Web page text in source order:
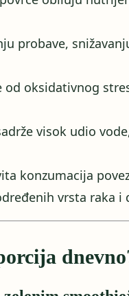
probave,
od oksidativnog
visok udio
konzumacija
vrsta raka i